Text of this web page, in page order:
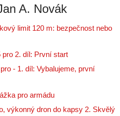
A. Novák
limit 120 m: bezpečnost nebo
2. díl: První start
- 1. díl: Vybalujeme, první
pro armádu
výkonný dron do kapsy 2. Skvělý